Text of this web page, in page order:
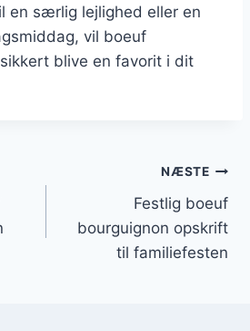
en særlig lejlighed eller en
vil boeuf
blive en favorit i dit
NÆSTE
Festlig boeuf
bourguignon opskrift
til familiefesten